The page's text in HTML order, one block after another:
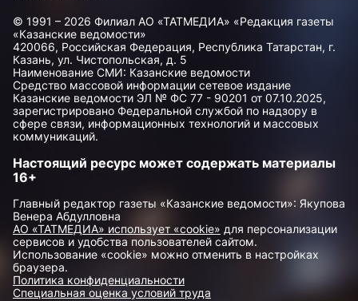
© 1991 – 2026 Филиал АО «ТАТМЕДИА» «Редакция газеты
«Казанские ведомости»
420066, Российская Федерация, Республика Татарстан, г.
Казань, ул. Чистопольская, д. 5
Наименование СМИ: Казанские ведомости
Средство массовой информации сетевое издание
Казанские ведомости ЭЛ № ФС 77 - 90201 от 07.10.2025,
зарегистрировано Федеральной службой по надзору в
сфере связи, информационных технологий и массовых
коммуникаций.
Настоящий ресурс может содержать материалы
16+
Главный редактор газеты «Казанские ведомости»: Якупова
Венера Абдулловна
АО «ТАТМЕДИА» использует «cookie» для персонализации
сервисов и удобства пользователей сайтом.
Использование «cookie» можно отменить в настройках
браузера.
Политика конфиденциальности
Специальная оценка условий труда